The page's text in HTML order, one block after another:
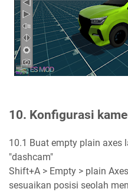
10. Konfigurasi
10.1 Buat empty plain axes
"dashcam"
Shift+A > Empty > plain Axes
sesuaikan posisi seolah